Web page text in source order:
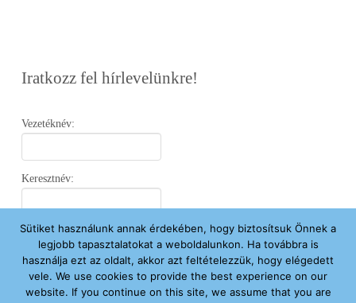
Iratkozz fel hírlevelünkre!
Vezetéknév:
Keresztnév:
Email:
Elfogadom az Adatvédelmi Nyilatkozatot .
Sütiket használunk annak érdekében, hogy biztosítsuk Önnek a
legjobb tapasztalatokat a weboldalunkon. Ha továbbra is
használja ezt az oldalt, akkor azt feltételezzük, hogy elégedett
vele. We use cookies to provide the best experience on our
website. If you continue on this site, we assume that you are